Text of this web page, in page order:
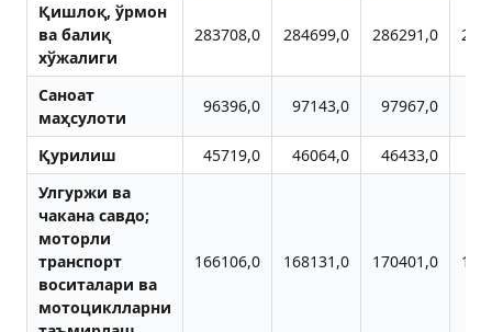
Қишлоқ, ўрмон
ва балиқ
хўжалиги
283708,0 284699,0 286291,0
Саноат
маҳсулоти
96396,0 97143,0 97967,0
Қурилиш 45719,0 46064,0 46433,0
Улгуржи ва
чакана савдо;
моторли
транспорт
воситалари ва
мотоциклларни
166106,0 168131,0 170401,0